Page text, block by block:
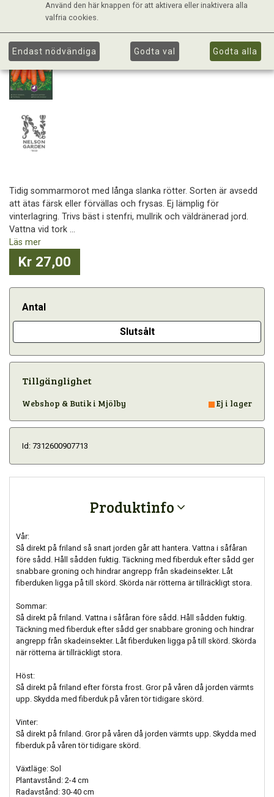
Tidig sommarmorot med långa slanka rötter. Sorten är avsedd
att ätas färsk eller förvällas och frysas. Ej lämplig för
vinterlagring. Trivs bäst i stenfri, mullrik och väldränerad jord.
Vattna vid tork ...
Läs mer
Kr 27,00
Antal
Slutsålt
Tillgänglighet
Webshop & Butik i Mjölby Ej i lager
Id: 7312600907713
Produktinfo
Vår:
Så direkt på friland så snart jorden går att hantera. Vattna i såfåran
före sådd. Håll sådden fuktig. Täckning med fiberduk efter sådd ger
snabbare groning och hindrar angrepp från skadeinsekter. Låt
fiberduken ligga på till skörd. Skörda när rötterna är tillräckligt stora.
Sommar:
Så direkt på friland. Vattna i såfåran före sådd. Håll sådden fuktig.
Täckning med fiberduk efter sådd ger snabbare groning och hindrar
angrepp från skadeinsekter. Låt fiberduken ligga på till skörd. Skörda
när rötterna är tillräckligt stora.
Höst:
Så direkt på friland efter första frost. Gror på våren då jorden värmts
upp. Skydda med fiberduk på våren tör tidigare skörd.
Vinter:
Så direkt på friland. Gror på våren då jorden värmts upp. Skydda med
fiberduk på våren tör tidigare skörd.
Växtläge: Sol
Plantavstånd: 2-4 cm
Radavstånd: 30-40 cm
Använd den här knappen för att aktivera eller inaktivera alla
valfria cookies.
Endast nödvändiga Godta val Godta alla